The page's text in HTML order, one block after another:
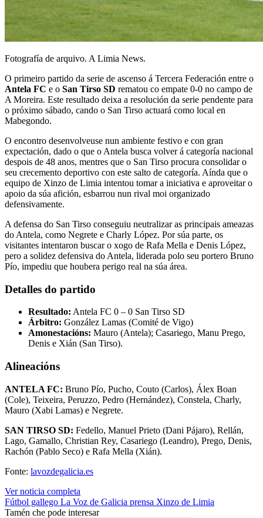
Fotografía de arquivo. A Limia News.
O primeiro partido da serie de ascenso á Tercera Federación entre o
Antela FC e o San Tirso SD rematou co empate 0-0 no campo de
A Moreira. Este resultado deixa a resolución da serie pendente para
o próximo sábado, cando o San Tirso actuará como local en
Mabegondo.
O encontro desenvolveuse nun ambiente festivo e con gran
expectación, dado o que o Antela busca volver á categoría nacional
despois de 48 anos, mentres que o San Tirso procura consolidar o
seu crecemento deportivo con este salto de categoría. Aínda que o
equipo de Xinzo de Limia intentou tomar a iniciativa e aproveitar o
apoio da súa afición, esbarrou nun rival moi organizado
defensivamente.
A defensa do San Tirso conseguiu neutralizar as principais ameazas
do Antela, como Negrete e Charly López. Por súa parte, os
visitantes intentaron buscar o xogo de Rafa Mella e Denis López,
pero a solidez defensiva do Antela, liderada polo seu portero Bruno
Pío, impediu que houbera perigo real na súa área.
Detalles do partido
Resultado: Antela FC 0 – 0 San Tirso SD
Árbitro: González Lamas (Comité de Vigo)
Amonestacións: Mauro (Antela); Casariego, Manu Prego,
Denis e Xián (San Tirso).
Alineacións
ANTELA FC: Bruno Pío, Pucho, Couto (Carlos), Álex Boan
(Cole), Teixeira, Peruzzo, Pedro (Hernández), Constela, Charly,
Mauro (Xabi Lamas) e Negrete.
SAN TIRSO SD: Fedello, Manuel Prieto (Dani Pájaro), Rellán,
Lago, Gamallo, Christian Rey, Casariego (Leandro), Prego, Denis,
Rachón (Pablo Seco) e Rafa Mella (Xián).
Fonte: lavozdegalicia.es
Ver noticia completa
Fútbol gallego La Voz de Galicia prensa Xinzo de Limia
Tamén che pode interesar